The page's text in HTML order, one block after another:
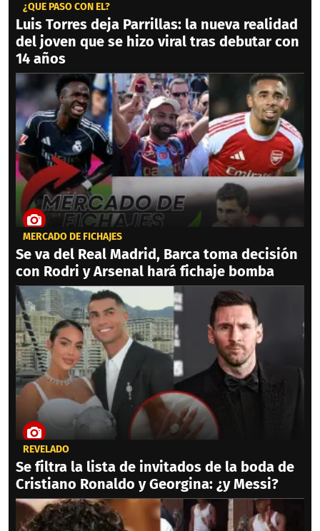
¿QUÉ PASÓ CON ÉL?
Luis Torres deja Parrillas: la nueva realidad
del joven que se hizo viral tras debutar con
14 años
MERCADO DE FICHAJES
Se va del Real Madrid, Barca toma decisión
con Rodri y Arsenal hará fichaje bomba
REVELADO
Se filtra la lista de invitados de la boda de
Cristiano Ronaldo y Georgina: ¿y Messi?